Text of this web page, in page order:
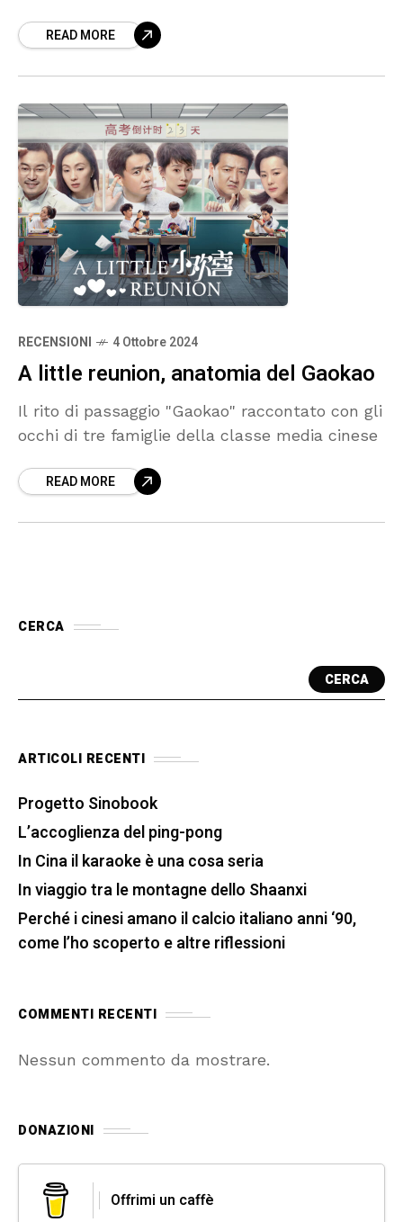
READ MORE
RECENSIONI 4 Ottobre 2024
A little reunion, anatomia del Gaokao
Il rito di passaggio "Gaokao" raccontato con gli
occhi di tre famiglie della classe media cinese
READ MORE
CERCA
CERCA
ARTICOLI RECENTI
Progetto Sinobook
L’accoglienza del ping-pong
In Cina il karaoke è una cosa seria
In viaggio tra le montagne dello Shaanxi
Perché i cinesi amano il calcio italiano anni ‘90,
come l’ho scoperto e altre riflessioni
COMMENTI RECENTI
Nessun commento da mostrare.
DONAZIONI
Offrimi un caffè